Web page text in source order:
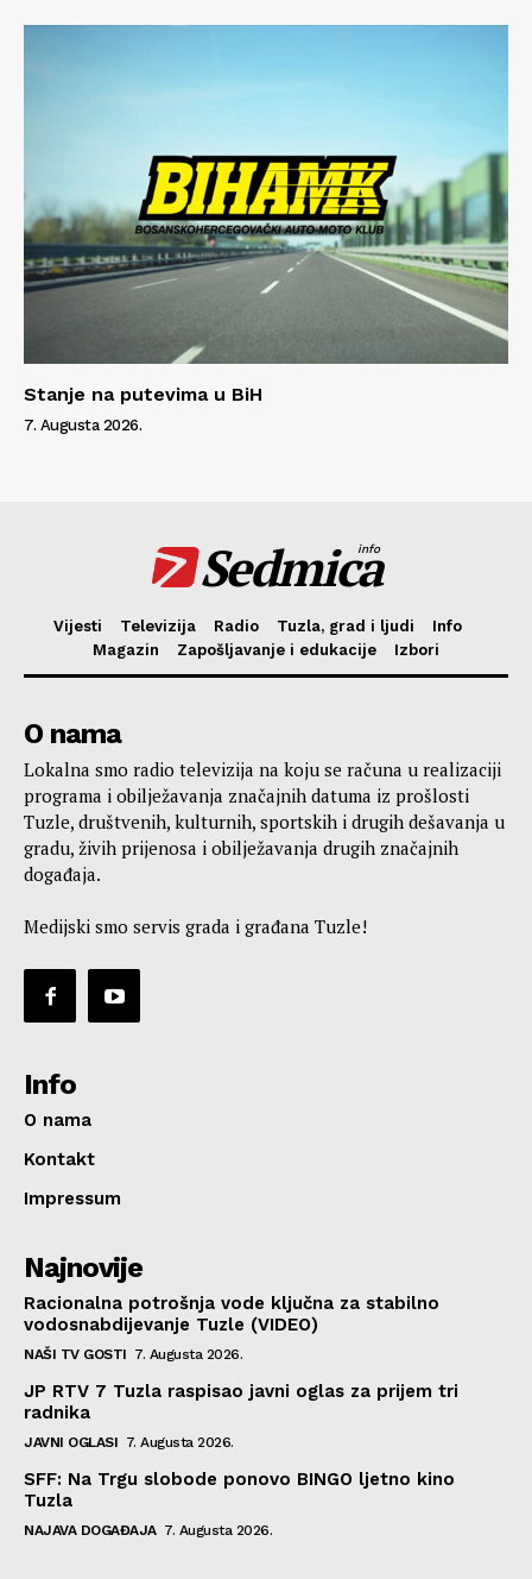
Stanje na putevima u BiH
7. Augusta 2026.
Sedmica
info
Vijesti Televizija Radio Tuzla, grad i ljudi
Info
Magazin
Zapošljavanje i edukacije Izbori
O nama
Lokalna smo radio televizija na koju se računa u realizaciji
programa i obilježavanja značajnih datuma iz prošlosti
Tuzle, društvenih, kulturnih, sportskih i drugih dešavanja u
gradu, živih prijenosa i obilježavanja drugih značajnih
događaja.
Medijski smo servis grada i građana Tuzle!
Info
O nama
Kontakt
Impressum
Najnovije
Racionalna potrošnja vode ključna za stabilno
vodosnabdijevanje Tuzle (VIDEO)
NAŠI TV GOSTI 7. Augusta 2026.
JP RTV 7 Tuzla raspisao javni oglas za prijem tri
radnika
JAVNI OGLASI 7. Augusta 2026.
SFF: Na Trgu slobode ponovo BINGO ljetno kino
Tuzla
NAJAVA DOGAĐAJA 7. Augusta 2026.